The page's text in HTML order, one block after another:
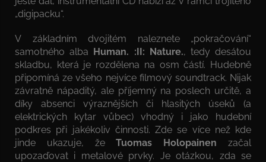
„digipacku“.
V základním dvojitém naleznete „pokračování“
samotného alba Human. :II: Nature., tedy desátou
skladbu, která je rozdělena na osm částí. Hudebně
připomíná ze všeho nejvíce filmový soundtrack. Nijak
závratně nápaditý, ale příjemný na poslech určitě, a
díky absenci výraznějších či hlasitých úseků (a
elektrických kytar vůbec) vhodný i jako hudební
podkres při jakékoliv činnosti. Zde se více než kde
jinde ukazuje, žeTuomas Holopainen začal
upozaďovat i metalové prvky. Je otázkou, zda se